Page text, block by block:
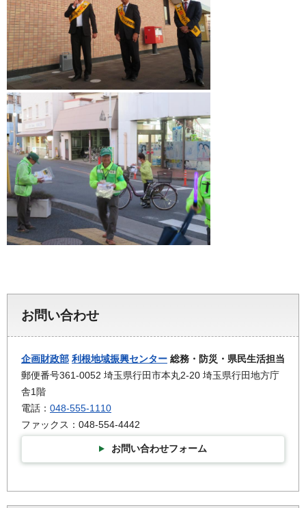
お問い合わせ
企画財政部 利根地域振興センター 総務・防災・県民生活担当
郵便番号361-0052 埼玉県行田市本丸2-20 埼玉県行田地方庁
舎1階
電話： 048-555-1110
ファックス：048-554-4442
お問い合わせフォーム